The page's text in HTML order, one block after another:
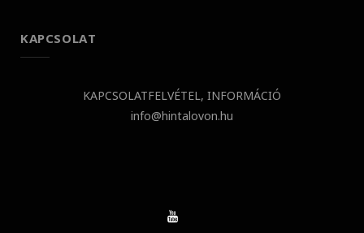
KAPCSOLAT
KAPCSOLATFELVÉTEL, INFORMÁCIÓ
info@hintalovon.hu